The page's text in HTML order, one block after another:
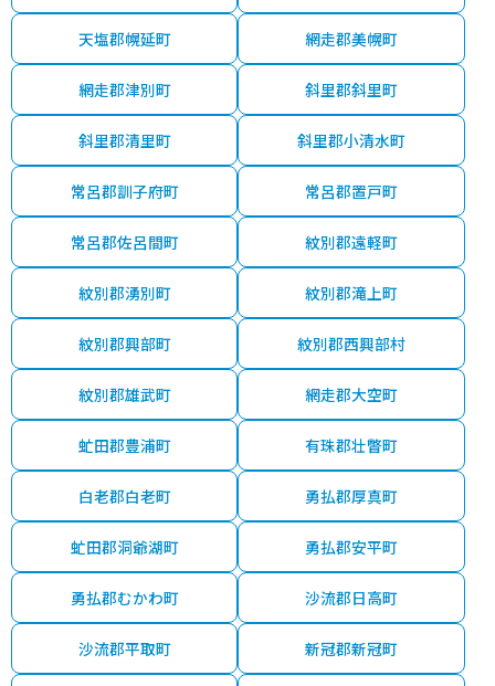
天塩郡幌延町 網走郡美幌町
網走郡津別町 斜里郡斜里町
斜里郡清里町 斜里郡小清水町
常呂郡訓子府町 常呂郡置戸町
常呂郡佐呂間町 紋別郡遠軽町
紋別郡湧別町 紋別郡滝上町
紋別郡興部町 紋別郡西興部村
紋別郡雄武町 網走郡大空町
虻田郡豊浦町 有珠郡壮瞥町
白老郡白老町 勇払郡厚真町
虻田郡洞爺湖町 勇払郡安平町
勇払郡むかわ町 沙流郡日高町
沙流郡平取町 新冠郡新冠町